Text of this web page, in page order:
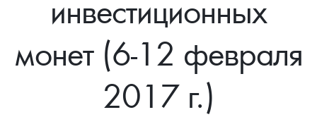
Золотые слитки
Выкуп серебряных монет
Вопрос - ответ
Памятка для работы с монетами из драгметаллов
Георгий Победоносец - динамика цен
Лом выкуп
О нас
инвестиционных
монет (6-12 февраля
2017 г.)